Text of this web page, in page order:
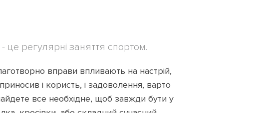
це регулярні заняття спортом.
вправи впливають на настрій,
і користь, і задоволення, варто
все необхідне, щоб завжди бути у